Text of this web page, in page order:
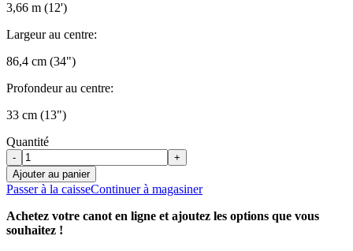
3,66 m (12')
Largeur au centre:
86,4 cm (34")
Profondeur au centre:
33 cm (13")
Quantité
-
+
Ajouter au panier
Passer à la caisseContinuer à magasiner
Achetez votre canot en ligne et ajoutez les options que vous
souhaitez !